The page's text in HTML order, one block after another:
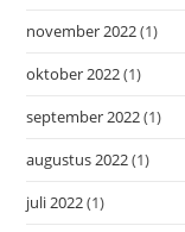
november 2022(1)
oktober 2022(1)
september 2022(1)
augustus 2022(1)
juli 2022(1)